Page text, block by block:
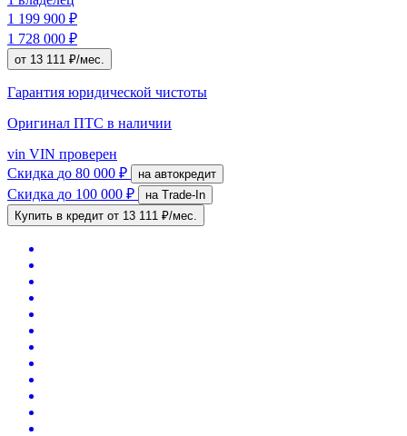
1 199 900 ₽
1 728 000 ₽
от 13 111 ₽/мес.
Гарантия юридической чистоты
Оригинал ПТС в наличии
vin VIN проверен
Скидка до 80 000 ₽ на автокредит
Скидка до 100 000 ₽
на Trade-In
Купить в кредит от 13 111 ₽/мес.